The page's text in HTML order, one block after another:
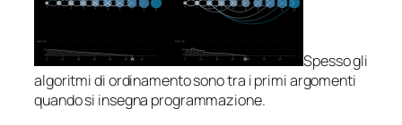
Spesso gli
algoritmi di ordinamento sono tra i primi argomenti
quando si insegna programmazione.